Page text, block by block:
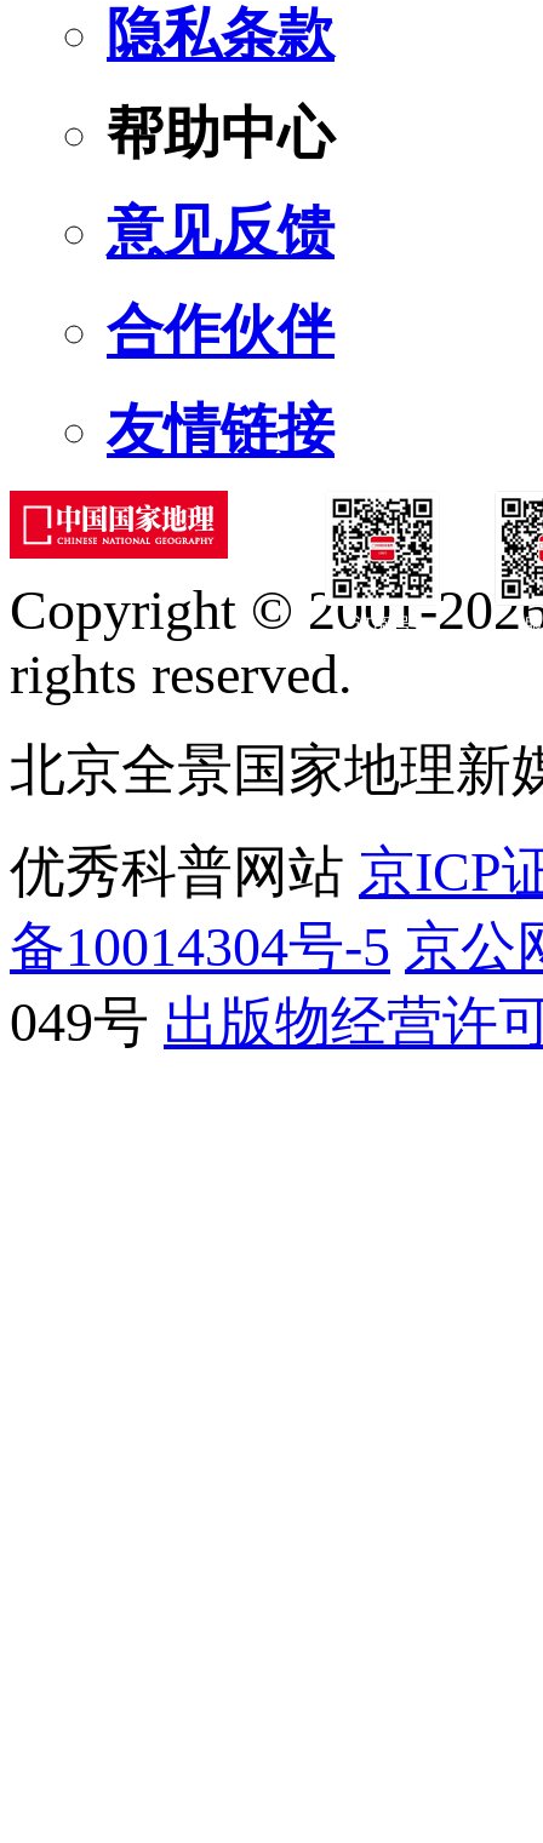
隐私条款
帮助中心
意见反馈
合作伙伴
友情链接
订阅号
Copyright © 2001-
rights reserved.
北京全景国家地理新
优秀科普网站 京ICP
备10014304号-5 京公
049号 出版物经营许